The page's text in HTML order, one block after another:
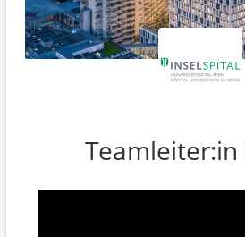
Teamleiter:in